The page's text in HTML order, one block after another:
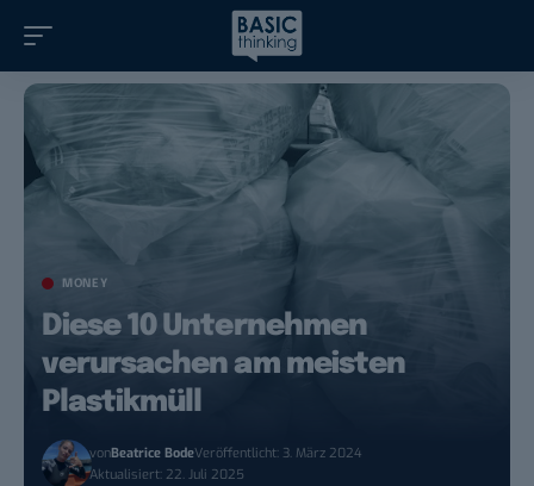
MONEY
Diese 10 Unternehmen
verursachen am meisten
Plastikmüll
vonBeatrice BodeVeröffentlicht: 3. März 2024
Aktualisiert: 22. Juli 2025